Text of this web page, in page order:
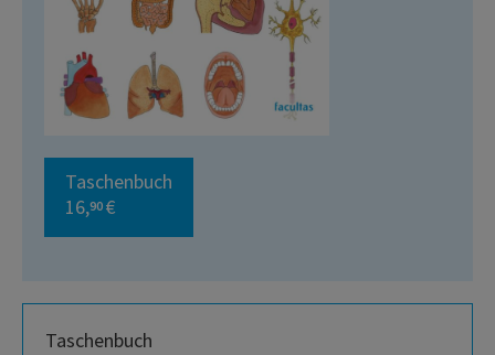
Taschenbuch
16,90 €
Taschenbuch